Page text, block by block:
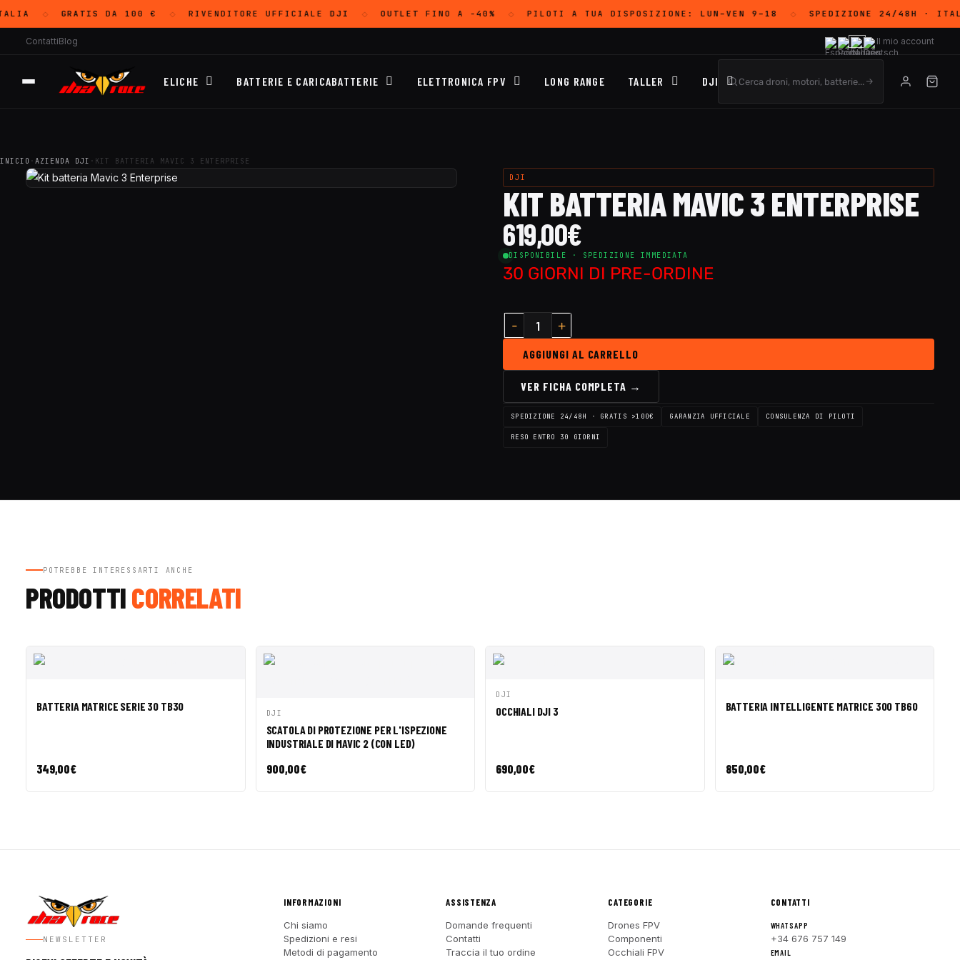
GRATIS DA 100 € RIVENDITORE UFFICIALE DJI OUTLET FINO A -40% PILOTI A TUA DISPOSIZIONE: LUN–VEN 9–18 SPEDIZIONE 24/48H ·
ContattiBlog Il mio account
ELICHE BATTERIE E CARICABATTERIE ELETTRONICA FPV LONG RANGE TALLER DJI
INICIO · AZIENDA DJI · KIT BATTERIA MAVIC 3 ENTERPRISE
DJI
KIT BATTERIA MAVIC 3 ENTERPRISE
619,00€
DISPONIBILE · SPEDIZIONE IMMEDIATA
30 GIORNI DI PRE-ORDINE
AGGIUNGI AL CARRELLO
VER FICHA COMPLETA →
SPEDIZIONE 24/48H · GRATIS >100€ GARANZIA UFFICIALE CONSULENZA DI PILOTI
RESO ENTRO 30 GIORNI
POTREBBE INTERESSARTI ANCHE
PRODOTTICORRELATI
CARRELLO
BATTERIA MATRICE SERIE 30 TB30
349,00€
CARRELLO
DJI
SCATOLA DI PROTEZIONE PER L'ISPEZIONE
INDUSTRIALE DI MAVIC 2 (CON LED)
900,00€
DJI
OCCHIALI DJI 3
690,00€
CARRELLO
BATTERIA INTELLIGENTE MATRICE 300 TB60
850,00€
NEWSLETTER
INFORMAZIONI
Chi siamo
Spedizioni e resi
Metodi di pagamento
ASSISTENZA
Domande frequenti
Contatti
Traccia il tuo ordine
CATEGORIE
Drones FPV
Componenti
Occhiali FPV
CONTATTI
WHATSAPP
+34 676 757 149
EMAIL